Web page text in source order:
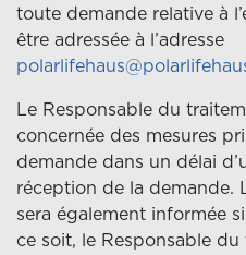
toute demande relative à
être adressée à l’adresse
Le Responsable du
concernée des mesures
demande dans un délai
réception de la demande.
sera également informée
ce soit, le Responsable